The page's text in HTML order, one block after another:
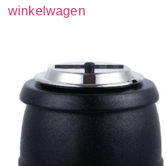
winkelwagen